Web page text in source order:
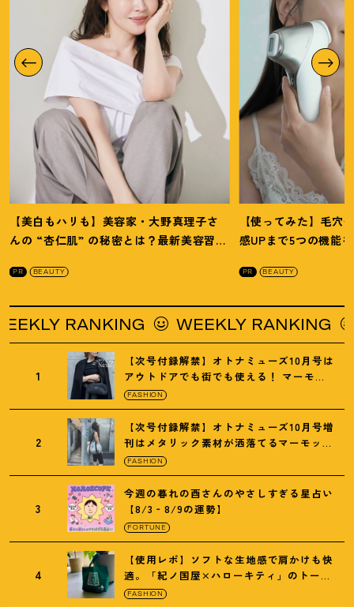
【美白もハリも】美容家・大野真理子さ
んの “杏仁肌” の秘密とは ？ 最新美容習慣
PR BEAUTY
【使ってみた】毛穴
感UPまで5つの機能
PR BEAUTY
RANKING WEEKLY RANKING
1
【次号付録解禁】オトナミューズ10月号は
アウトドアでも街でも使える ！ マーモッ
トの黒ショルダー
FASHION
2
【次号付録解禁】オトナミューズ10月号増
刊はメタリック素材が洒落てるマーモット
の保冷バッグ
FASHION
3
今週の暮れの酉さんのやさしすぎる星占い
【8/3‐8/9の運勢】
FORTUNE
4
【使用レポ】ソフトな生地感で肩かけも快
適。「紀ノ国屋×ハローキティ」のトート
がガシガシ使えて最高です
FASHION